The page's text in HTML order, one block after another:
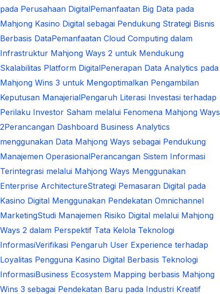
pada Perusahaan DigitalPemanfaatan Big Data pada
Mahjong Kasino Digital sebagai Pendukung Strategi Bisnis
Berbasis DataPemanfaatan Cloud Computing dalam
Infrastruktur Mahjong Ways 2 untuk Mendukung
Skalabilitas Platform DigitalPenerapan Data Analytics pada
Mahjong Wins 3 untuk Mengoptimalkan Pengambilan
Keputusan ManajerialPengaruh Literasi Investasi terhadap
Perilaku Investor Saham melalui Fenomena Mahjong Ways
2Perancangan Dashboard Business Analytics
menggunakan Data Mahjong Ways sebagai Pendukung
Manajemen OperasionalPerancangan Sistem Informasi
Terintegrasi melalui Mahjong Ways Menggunakan
Enterprise ArchitectureStrategi Pemasaran Digital pada
Kasino Digital Menggunakan Pendekatan Omnichannel
MarketingStudi Manajemen Risiko Digital melalui Mahjong
Ways 2 dalam Perspektif Tata Kelola Teknologi
InformasiVerifikasi Pengaruh User Experience terhadap
Loyalitas Pengguna Kasino Digital Berbasis Teknologi
InformasiBusiness Ecosystem Mapping berbasis Mahjong
Wins 3 sebagai Pendekatan Baru pada Industri Kreatif